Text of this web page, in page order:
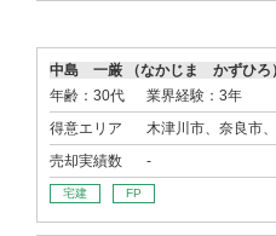
中島 一厳 （なかじま かずひろ）
年齢：30代
業界経験：3年
得意エリア
木津川市、奈良市
売却実績数
-
宅建 FP